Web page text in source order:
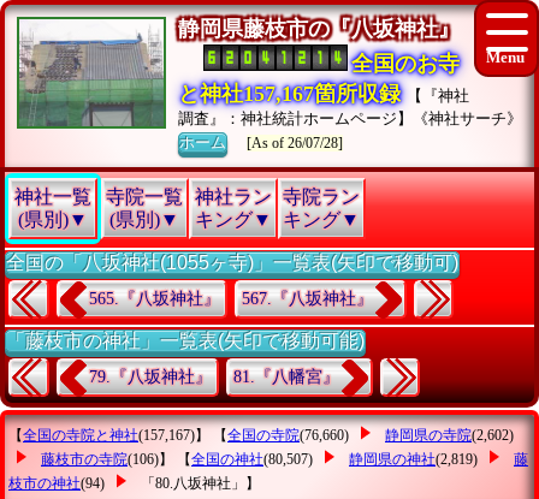
静岡県藤枝市の『八坂神社』
全国のお寺
と神社157,167箇所収録
【『神社
調査』：神社統計ホームページ】《神社サーチ》
ホーム
[As of 26/07/28]
神社一覧
(県別)▼
寺院一覧
(県別)▼
神社ラン
キング▼
寺院ラン
キング▼
全国の「八坂神社(1055ヶ寺)」一覧表(矢印で移動可)
565.『八坂神社』 567.『八坂神社』
「藤枝市の神社」一覧表(矢印で移動可能)
79.『八坂神社』 81.『八幡宮』
【全国の寺院と神社(157,167)】 【全国の寺院(76,660) 静岡県の寺院(2,602)
藤枝市の寺院(106)】 【全国の神社(80,507) 静岡県の神社(2,819)
藤
枝市の神社(94) 「80.八坂神社」 】